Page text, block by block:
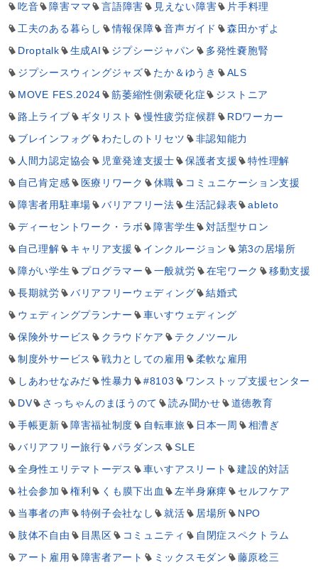
吃音
障害ママ 言語障害 見えない障害
片手料理
工夫のある暮らし
情報保障 音声ガイド
森田かずよ
Droptalk
生成AI ジプシージャパン
多発性嚢胞腎
ジプシースウィングジャズ
たか＆ゆうき
ALS
MOVE FES.2024
筋萎縮性側索硬化症
ジストニア
路上ライブ
ギタリスト 慢性疲労症候群
RDワーカー
ブレインフォグ
わたしのトリセツ
非認知能力
人間力認定協会
児童発達支援士 保護者支援
特性理解
自己肯定感
医療リワーク 休職
コミュニケーション支援
障害者用駐車場
バリアフリー法 生活記録表
ableto
ディーセントワーク・ラボ
障害学生
対話型サロン
自己理解
キャリア支援 インクルージョン
第3の居場所
障がい学生
プログラマー 一般就労 在宅ワーク
移動支援
長期就労
バリアフリーウェディング
結婚式
ウェディングプランナー
車いすウェディング
保険外サービス
クラウドケア
テクノツール
制度外サービス
戦力としての雇用
柔軟な雇用
しあわせなみだ
性暴力 #8103
ワンストップ支援センター
DV
さっちゃんのまほうのて 読み聞かせ
道徳教育
手帳更新
障害福祉制度 自転車旅 日本一周
相漕ぎ
バリアフリー旅行
パラダンス
SLE
全身性エリテマトーデス
車いすアスリート
建設的対話
社会参加
権利 くも膜下出血 左半身麻痺
セルフケア
当事者の声
特例子会社なし 就活 居場所
NPO
肢体不自由
目黒区 コミュニティ
自閉症スペクトラム
アート雇用
障害者アート ミックスモダン
藤原稔三